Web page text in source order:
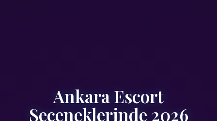
Ankara Escort
Seçeneklerinde 2026